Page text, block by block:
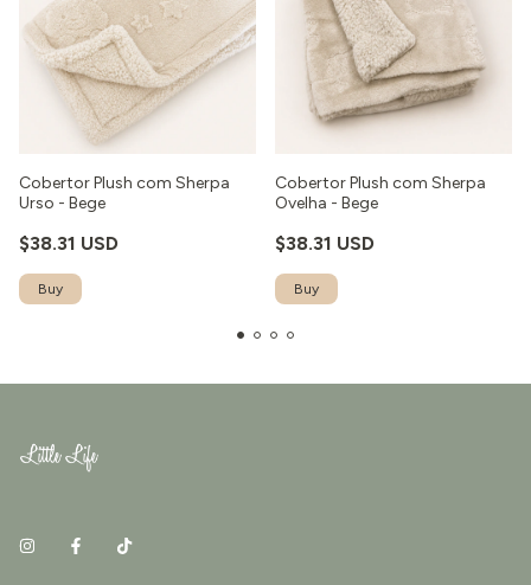
Cobertor Plush com Sherpa
Urso - Bege
$38.31 USD
Cobertor Plush com Sherpa
Ovelha - Bege
$38.31 USD